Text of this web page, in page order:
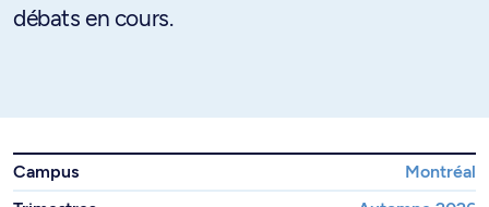
débats en cours.
Campus
Montréal